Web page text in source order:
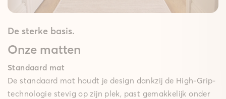
De sterke basis.
Onze matten
Standaard mat
De standaard mat houdt je design dankzij de High-Grip-
technologie stevig op zijn plek, past gemakkelijk onder